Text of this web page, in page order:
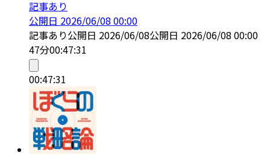
記事あり
公開日 2026/06/08 00:00
記事あり公開日 2026/06/08公開日 2026/06/08 00:00
47分00:47:31
00:47:31